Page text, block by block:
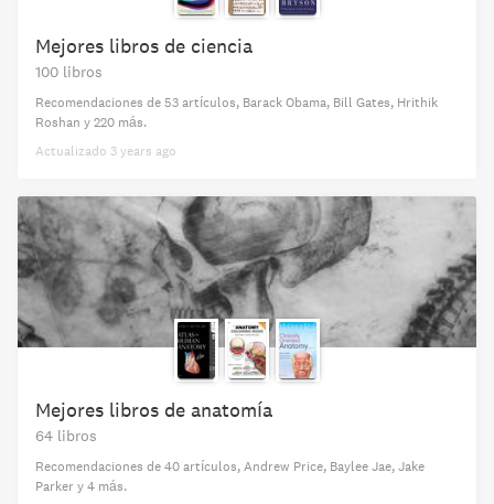
Mejores libros de ciencia
100 libros
Recomendaciones de 53 artículos, Barack Obama, Bill Gates, Hrithik
Roshan y 220 más.
Actualizado 3 years ago
Mejores libros de anatomía
64 libros
Recomendaciones de 40 artículos, Andrew Price, Baylee Jae, Jake
Parker y 4 más.